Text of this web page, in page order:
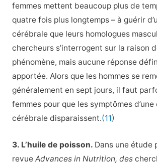
femmes mettent beaucoup plus de
quatre fois plus longtemps – à guérir
cérébrale que leurs homologues
chercheurs s’interrogent sur la raison
phénomène, mais aucune réponse
apportée. Alors que les hommes se
généralement en sept jours, il faut
femmes pour que les symptômes
cérébrale disparaissent.(11)
3. L’huile de poisson. Dans une étude
revue Advances in Nutrition, des